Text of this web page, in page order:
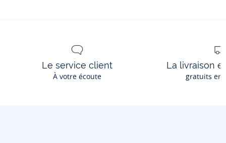
Le service client
À votre écoute
La livraison
gratuits en